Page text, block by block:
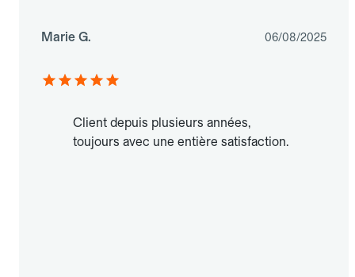
Marie G. 06/08/2025
Client depuis plusieurs années,
toujours avec une entière satisfaction.